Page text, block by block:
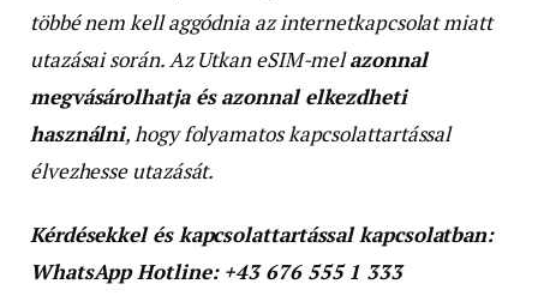
többé nem kell aggódnia az internetkapcsolat miatt
utazásai során. Az Utkan eSIM-melazonnal
megvásárolhatja és azonnal elkezdheti
használni, hogy folyamatos kapcsolattartással
élvezhesse utazását.
Kérdésekkel és kapcsolattartással kapcsolatban:
WhatsApp Hotline: +43 676 555 1 333